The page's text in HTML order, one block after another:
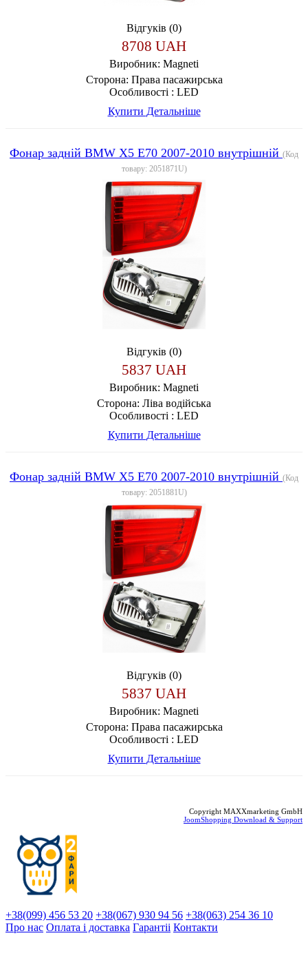
Відгуків (0)
8708 UAH
Виробник: Magneti
Сторона: Права пасажирська
Особливості : LED
Купити Детальніше
Фонар задній BMW X5 E70 2007-2010 внутрішній (Код
товару: 2051871U)
Відгуків (0)
5837 UAH
Виробник: Magneti
Сторона: Ліва водійська
Особливості : LED
Купити Детальніше
Фонар задній BMW X5 E70 2007-2010 внутрішній (Код
товару: 2051881U)
Відгуків (0)
5837 UAH
Виробник: Magneti
Сторона: Права пасажирська
Особливості : LED
Купити Детальніше
Copyright MAXXmarketing GmbH
JoomShopping Download & Support
+38(099) 456 53 20 +38(067) 930 94 56 +38(063) 254 36 10
Про нас Оплата і доставка Гарантіi Контакти